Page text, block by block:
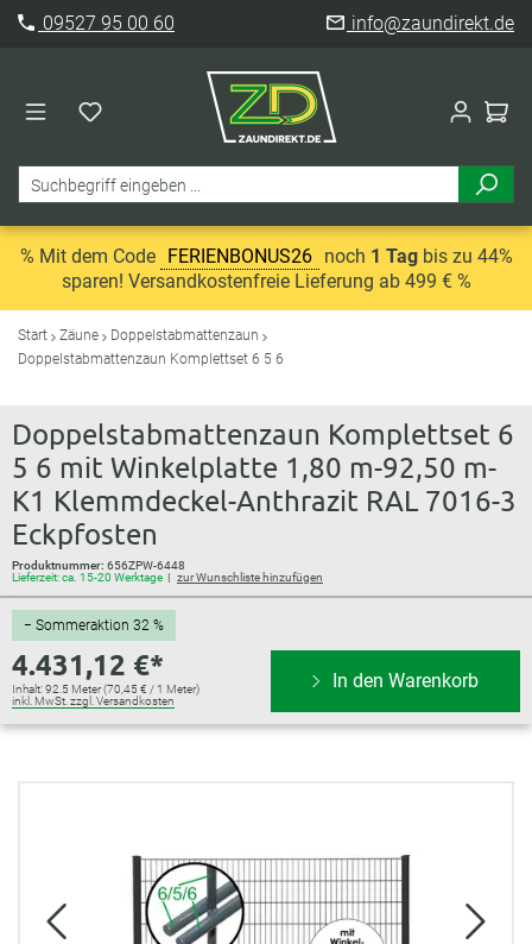
09527 95 00 60 info@zaundirekt.de
% Mit dem Code FERIENBONUS26 noch 1 Tagbis zu 44%
sparen! Versandkostenfreie Lieferung ab 499 € %
Start Zäune
Doppelstabmattenzaun
Doppelstabmattenzaun Komplettset 6 5 6
Doppelstabmattenzaun Komplettset 6
5 6 mit Winkelplatte 1,80 m-92,50 m-
K1 Klemmdeckel-Anthrazit RAL 7016-3
Eckpfosten
Produktnummer: 656ZPW-6448
Lieferzeit: ca. 15-20 Werktage
zur Wunschliste hinzufügen
− Sommeraktion 32 %
4.431,12 €*
Inhalt:92.5 Meter(70,45 € / 1 Meter)
inkl. MwSt. zzgl. Versandkosten
In den Warenkorb